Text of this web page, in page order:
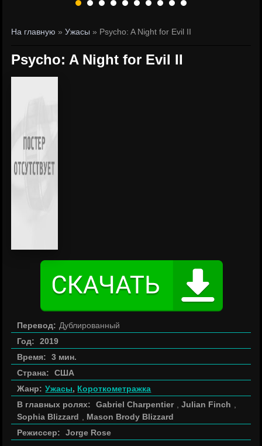
На главную »Ужасы » Psycho: A Night for Evil II
Psycho: A Night for Evil II
Перевод: Дублированный
Год:
2019
Время:
3 мин.
Страна:
США
Жанр: Ужасы, Короткометражка
В главных ролях:
Gabriel Charpentier ,Julian Finch
Sophia Blizzard
Mason Brody Blizzard
Режиссер:
Jorge Rose